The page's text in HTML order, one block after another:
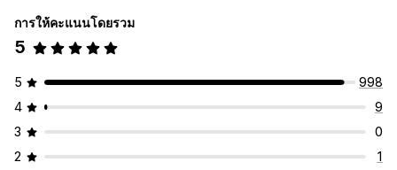
การให้คะแนนโดยรวม
5
5
998
4
9
3
0
2
1